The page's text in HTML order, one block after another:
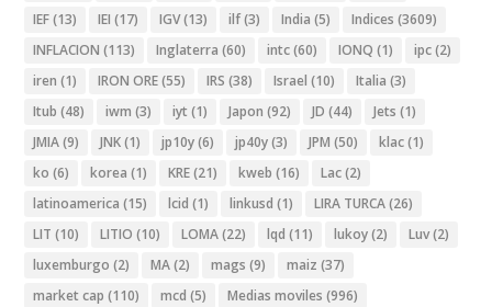
IEF(13) IEI (17) IGV(13) ilf(3) India (5) Indices (3609)
INFLACION (113) Inglaterra (60) intc(60) IONQ (1) ipc(2)
iren (1) IRON ORE(55) IRS (38) Israel (10) Italia (3)
Itub (48) iwm (3) iyt (1) Japon (92) JD (44) Jets (1)
JMIA(9) JNK(1) jp10y(6) jp40y(3) JPM (50) klac(1)
ko (6) korea (1) KRE(21) kweb (16) Lac(2)
latinoamerica (15) lcid (1) linkusd (1) LIRA TURCA(26)
LIT (10) LITIO (10) LOMA(22) lqd (11) lukoy(2) Luv(2)
luxemburgo (2) MA(2) mags (9) maiz (37)
market cap (110) mcd (5) Medias moviles (996)